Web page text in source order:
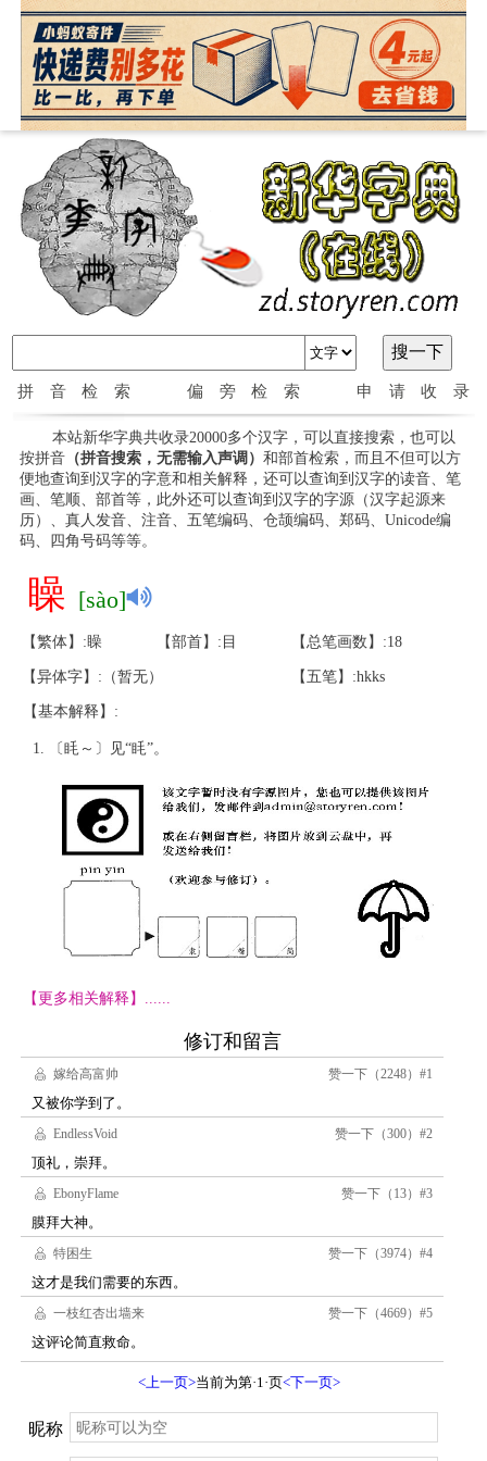
拼音检索 偏旁检索 申请收录
本站新华字典共收录20000多个汉字，可以直接搜索，也可以
按拼音（拼音搜索，无需输入声调） 和部首检索，而且不但可以方
便地查询到汉字的字意和相关解释，还可以查询到汉字的读音、笔
画、笔顺、部首等，此外还可以查询到汉字的字源（汉字起源来
历）、真人发音、注音、五笔编码、仓颉编码、郑码、Unicode编
码、四角号码等等。
矂 [sào]
【繁体】:矂 【部首】:目 【总笔画数】:18
【异体字】:（暂无） 【五笔】:hkks
【基本解释】:
〔眊～〕见“眊”。
【更多相关解释】......